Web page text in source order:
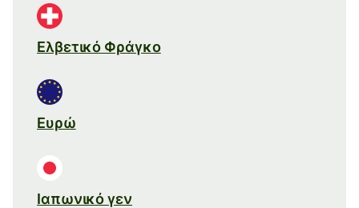
Ελβετικό Φράγκο
Ευρώ
Ιαπωνικό γεν